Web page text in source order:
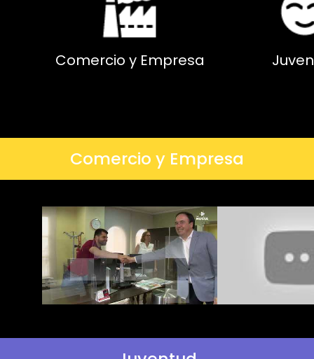
Comercio y Empresa
Comercio y Empresa